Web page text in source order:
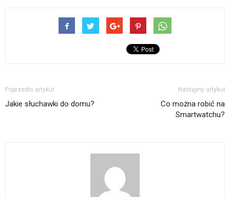
Poprzedni artykuł
Jakie słuchawki do domu?
Następny artykuł
Co można robić na
Smartwatchu?